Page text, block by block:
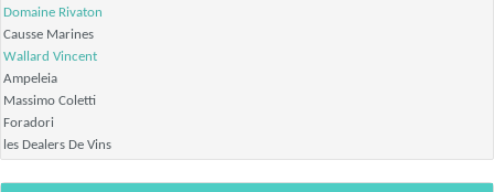
Domaine Rivaton
Causse Marines
Wallard Vincent
Ampeleia
Massimo Coletti
Foradori
les Dealers De Vins